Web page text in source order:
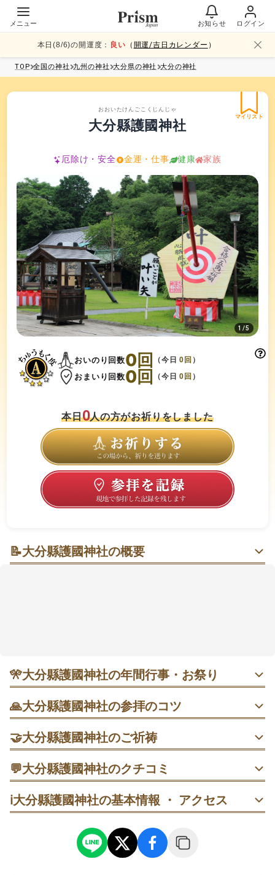
メニュー お知らせ ログイン
本日(8/6)の開運度： 良い （ 開運/吉日カレンダー ）
TOP 全国の神社 九州の神社 大分県の神社 大分の神社
マイリスト
おおいたけんごこくじんじゃ
大分縣護國神社
厄除け・安全 金運・仕事 健康 家族
1/5
おいのり回数0回 （今日0 回 ）
おまいり回数0回 （今日0 回 ）
本日0人の方がお祈りをしました
📝大分縣護國神社の概要
として知られています。回り方は「随神門（ずいしん
もん）→手水舎（てみずしゃ）→本殿→展望台」がス
ムーズで、授与所も立ち寄りやすい流れです。開門直
後の朝は比較的落ち着きやすいので、静かに手を合わ
せたい日にも向いていそうです。
🎌大分縣護國神社の年間行事・お祭り
1月1日 歳旦祭｜朝は混みやすいので早めが安心。
1月3日 交通安全祈祷祭｜車のお祓いもあわせて。
4月9日 春季例大祭｜混雑しやすく、祭典後が比較的ゆった
り。
6月30日 夏越大祓式｜茅の輪で半年の穢れを祓う日。
8月13〜15日 みたま祭｜夜は混むことも。夕方早めが狙い
🙏大分縣護國神社の参拝のコツ
鳥居をくぐったら手水で手と口を清め、階段を上って拝殿
へ。参拝後は境内を少しゆっくり歩いてから戻ると、慌た
だしさが残りにくいです。
「参拝→授与所→撮影」の順に絞って短時間で回るとスム
ーズです。
拝殿での参拝を済ませたら、社殿北側へ移動して展望台
へ。晴れ予報の日は朝の参拝にして、そのまま景色を撮る
🤝大分縣護國神社のご祈祷
個人祈願
個人祈願として、初宮参り・七五三・安産祈願・合格祈願
申込書に記入し、初穂料は6,000円からと案内されていま
す。
団体祈願は、企業安全・商売繁盛・必勝祈願など団体向け
💬大分縣護國神社のクチコミ
ℹ️大分縣護國神社の基本情報 ・ アクセス